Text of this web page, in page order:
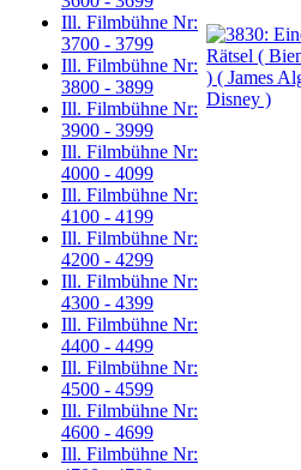
Ill. Filmbühne Nr:
3700 - 3799
Ill. Filmbühne Nr:
3800 - 3899
Ill. Filmbühne Nr:
3900 - 3999
Ill. Filmbühne Nr:
4000 - 4099
Ill. Filmbühne Nr:
4100 - 4199
Ill. Filmbühne Nr:
4200 - 4299
Ill. Filmbühne Nr:
4300 - 4399
Ill. Filmbühne Nr:
4400 - 4499
Ill. Filmbühne Nr:
4500 - 4599
Ill. Filmbühne Nr:
4600 - 4699
Ill. Filmbühne Nr: